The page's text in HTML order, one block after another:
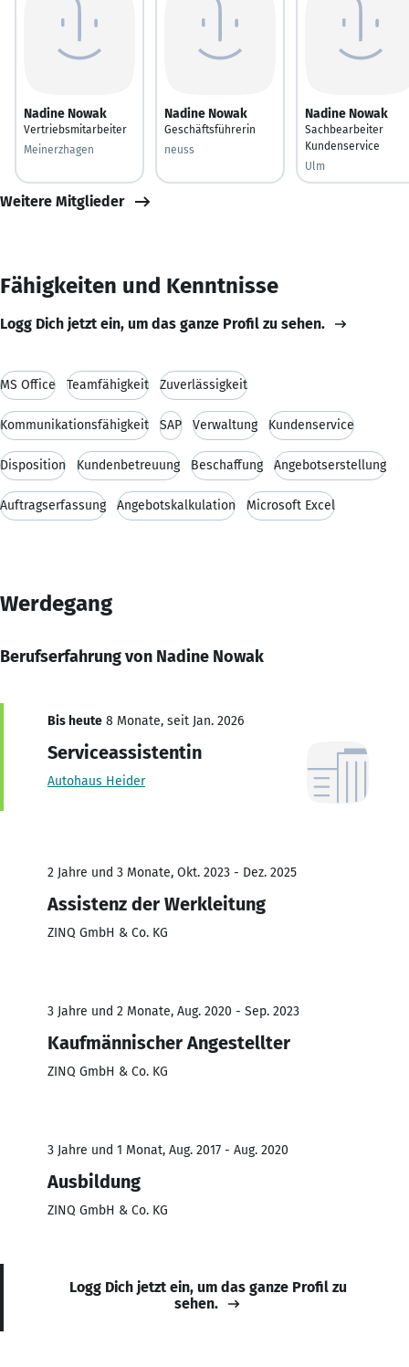
Nadine Nowak
Vertriebsmitarbeiter
Meinerzhagen
Nadine Nowak
Geschäftsführerin
neuss
Nadine Nowak
Sachbearbeiter
Kundenservice
Ulm
Weitere Mitglieder
Fähigkeiten und Kenntnisse
Logg Dich jetzt ein, um das ganze Profil zu sehen.
MS Office Teamfähigkeit Zuverlässigkeit
Kommunikationsfähigkeit SAP Verwaltung Kundenservice
Disposition Kundenbetreuung Beschaffung Angebotserstellung
Auftragserfassung Angebotskalkulation Microsoft Excel
Werdegang
Berufserfahrung von Nadine Nowak
Bis heute 8 Monate, seit Jan. 2026
Serviceassistentin
Autohaus Heider
2 Jahre und 3 Monate, Okt. 2023 - Dez. 2025
Assistenz der Werkleitung
ZINQ GmbH & Co. KG
3 Jahre und 2 Monate, Aug. 2020 - Sep. 2023
Kaufmännischer Angestellter
ZINQ GmbH & Co. KG
3 Jahre und 1 Monat, Aug. 2017 - Aug. 2020
Ausbildung
ZINQ GmbH & Co. KG
Logg Dich jetzt ein, um das ganze Profil zu
sehen.